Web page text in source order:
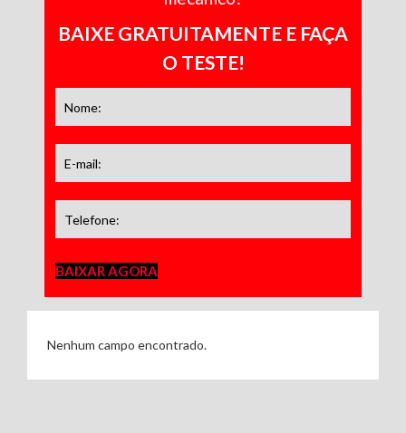
BAIXE GRATUITAMENTE E FAÇA
O TESTE!
BAIXAR AGORA
Nenhum campo encontrado.